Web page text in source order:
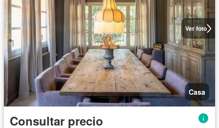
Ver foto
Casa
Consultar precio